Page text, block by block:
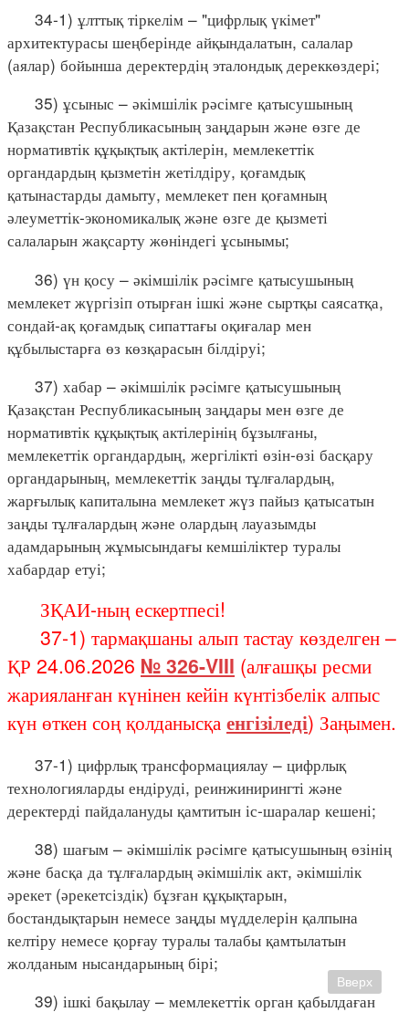
34-1) ұлттық тіркелім – "цифрлық үкімет"
архитектурасы шеңберінде айқындалатын, салалар
(аялар) бойынша деректердің эталондық дереккөздері;
35) ұсыныс – әкімшілік рәсімге қатысушының
Қазақстан Республикасының заңдарын және өзге де
нормативтік құқықтық актілерін, мемлекеттік
органдардың қызметін жетілдіру, қоғамдық
қатынастарды дамыту, мемлекет пен қоғамның
әлеуметтік-экономикалық және өзге де қызметі
салаларын жақсарту жөніндегі ұсынымы;
36) үн қосу – әкімшілік рәсімге қатысушының
мемлекет жүргізіп отырған ішкі және сыртқы саясатқа,
сондай-ақ қоғамдық сипаттағы оқиғалар мен
құбылыстарға өз көзқарасын білдіруі;
37) хабар – әкімшілік рәсімге қатысушының
Қазақстан Республикасының заңдары мен өзге де
нормативтік құқықтық актілерінің бұзылғаны,
мемлекеттік органдардың, жергілікті өзін-өзі басқару
органдарының, мемлекеттік заңды тұлғалардың,
жарғылық капиталына мемлекет жүз пайыз қатысатын
заңды тұлғалардың және олардың лауазымды
адамдарының жұмысындағы кемшіліктер туралы
хабардар етуі;
ЗҚАИ-ның ескертпесі!
37-1) тармақшаны алып тастау көзделген –
ҚР 24.06.2026 № 326-VIII (алғашқы ресми
жарияланған күнінен кейін күнтізбелік алпыс
күн өткен соң қолданысқа енгізіледі) Заңымен.
37-1) цифрлық трансформациялау – цифрлық
технологияларды ендіруді, реинжинирингті және
деректерді пайдалануды қамтитын іс-шаралар кешені;
38) шағым – әкімшілік рәсімге қатысушының өзінің
және басқа да тұлғалардың әкімшілік акт, әкімшілік
әрекет (әрекетсіздік) бұзған құқықтарын,
бостандықтарын немесе заңды мүдделерін қалпына
келтіру немесе қорғау туралы талабы қамтылатын
жолданым нысандарының бірі;
39) ішкі бақылау – мемлекеттік орган қабылдаған
Вверх